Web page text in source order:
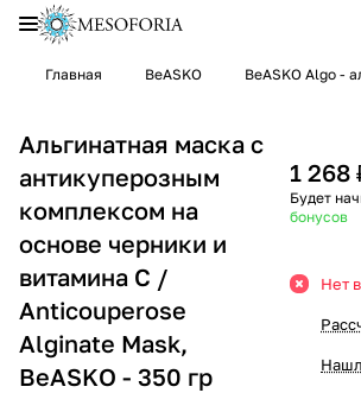
Главная BeASKO BeASKO Algo -
Альгинатная маска с
антикуперозным
комплексом на
основе черники и
витамина С /
Anticouperose
Alginate Mask,
BeASKO - 350 гр
1 268
Будет
бонусов
Нет